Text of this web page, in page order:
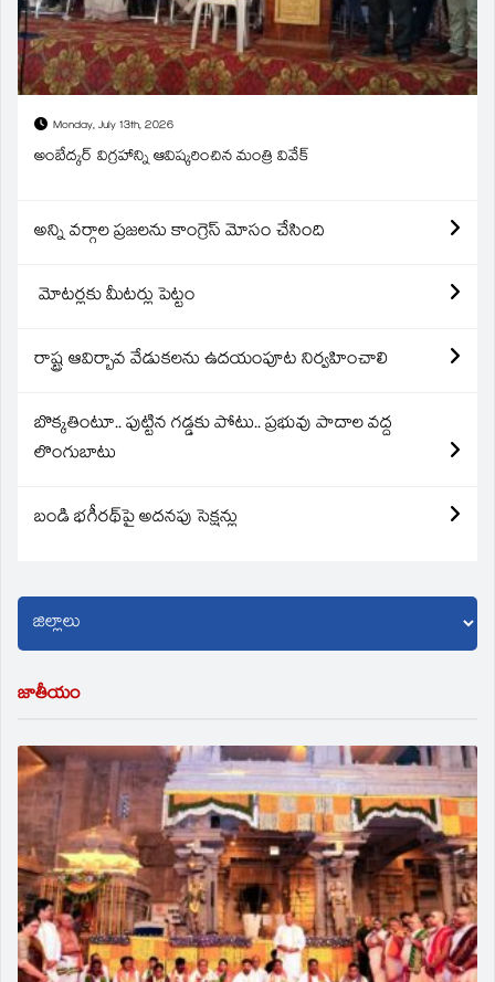
Monday, July 13th, 2026
అంబేద్కర్ విగ్రహాన్ని ఆవిష్కరించిన మంత్రి వివేక్
అన్ని వర్గాల ప్రజలను కాంగ్రెస్ మోసం చేసింది
మోటర్లకు మీటర్లు పెట్టం
రాష్ట్ర ఆవిర్బావ వేడుకలను ఉదయంపూట నిర్వహించాలి
బొక్కతింటూ.. పుట్టిన గడ్డకు పోటు.. ప్రభువు పాదాల వద్ద
లొంగుబాటు
బండి భగీరథ్‌పై అదనపు సెక్షన్లు
జాతీయం